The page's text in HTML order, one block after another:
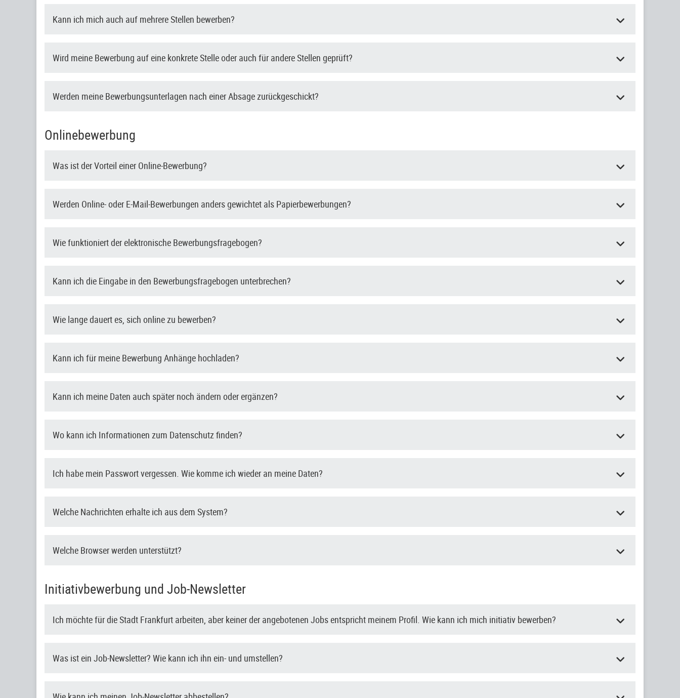
Kann ich mich auch auf mehrere Stellen bewerben?
Wird meine Bewerbung auf eine konkrete Stelle oder auch für andere Stellen geprüft?
Werden meine Bewerbungsunterlagen nach einer Absage zurückgeschickt?
Onlinebewerbung
Was ist der Vorteil einer Online-Bewerbung?
Werden Online- oder E-Mail-Bewerbungen anders gewichtet als Papierbewerbungen?
Wie funktioniert der elektronische Bewerbungsfragebogen?
Kann ich die Eingabe in den Bewerbungsfragebogen unterbrechen?
Wie lange dauert es, sich online zu bewerben?
Kann ich für meine Bewerbung Anhänge hochladen?
Kann ich meine Daten auch später noch ändern oder ergänzen?
Wo kann ich Informationen zum Datenschutz finden?
Ich habe mein Passwort vergessen. Wie komme ich wieder an meine Daten?
Welche Nachrichten erhalte ich aus dem System?
Welche Browser werden unterstützt?
Initiativbewerbung und Job-Newsletter
Ich möchte für die Stadt Frankfurt arbeiten, aber keiner der angebotenen Jobs entspricht meinem Profil. Wie kann ich mich initiativ bewerben?
Was ist ein Job-Newsletter? Wie kann ich ihn ein- und umstellen?